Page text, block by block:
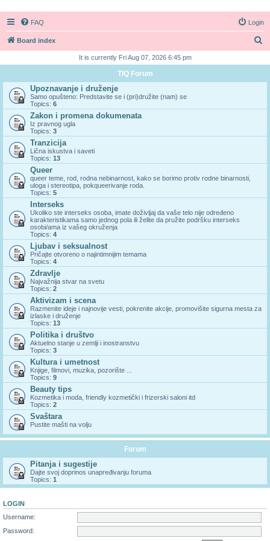
FAQ Login
Board index
r
It is currently Fri Aug 07, 2026 6:45 pm
TIQ Forum
Upoznavanje i druženje
Samo opušteno: Predstavite se i (pri)družite (nam) se
Topics: 6
Zakon i promena dokumenata
Iz pravnog ugla
Topics: 3
Tranzicija
Lična iskustva i saveti
Topics: 13
Queer
queer teme, rod, rodna nebinarnost, kako se borimo protiv rodne binarnosti,
uloga i stereotipa, pokqueerivanje roda.
Topics: 5
Interseks
Ukoliko ste interseks osoba, imate doživljaj da vaše telo nije određeno
karakteristikama samo jednog pola ili želite da pružite podršku interseks
osobi/ama iz vašeg okruženja
Topics: 4
Ljubav i seksualnost
Pričajte otvoreno o najintimnijim temama
Topics: 4
Zdravlje
Najvažnija stvar na svetu
Topics: 2
Aktivizam i scena
Razmenite ideje i najnovije vesti, pokrenite akcije, promovišite sigurna mesta za
izlaske i druženje
Topics: 13
Politika i društvo
Aktuelno stanje u zemlji i inostranstvu
Topics: 3
Kultura i umetnost
Knjige, filmovi, muzika, pozorište ...
Topics: 9
Beauty tips
Kozmetika i moda, friendly kozmetički i frizerski saloni itd
Topics: 2
Svaštara
Pustite mašti na volju
Forum
Pitanja i sugestije
Dajte svoj doprinos unapređivanju foruma
Topics: 1
LOGIN
Username:
Password: